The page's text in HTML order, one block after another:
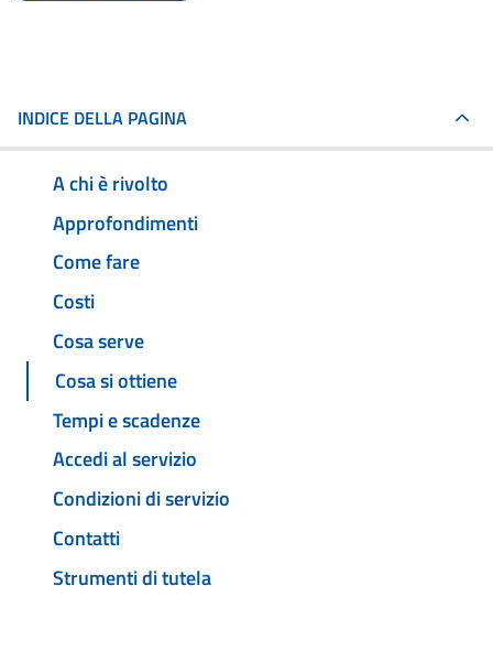
INDICE DELLA PAGINA
A chi è rivolto
Approfondimenti
Come fare
Costi
Cosa serve
Cosa si ottiene
Tempi e scadenze
Accedi al servizio
Condizioni di servizio
Contatti
Strumenti di tutela